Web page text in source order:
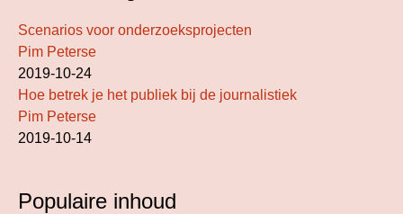
Scenarios voor onderzoeksprojecten
Pim Peterse
2019-10-24
Hoe betrek je het publiek bij de journalistiek
Pim Peterse
2019-10-14
Populaire inhoud